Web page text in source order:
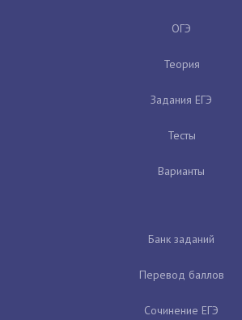
ОГЭ
Теория
Задания ЕГЭ
Тесты
Варианты
Банк заданий
Перевод баллов
Сочинение ЕГЭ